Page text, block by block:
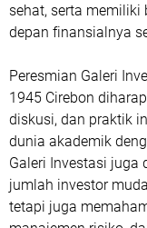
sehat, serta memiliki
depan finansialnya
Peresmian Galeri
1945 Cirebon
diskusi, dan praktik
dunia akademik
Galeri Investasi juga
jumlah investor
tetapi juga